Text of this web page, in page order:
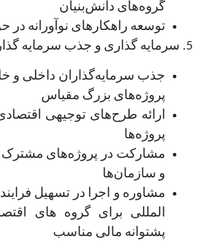
گروه‌های دانش‌بنیان
توسعه راهکارهای نوآورانه در
جذب سرمایه‌گذاران داخلی و
پروژه‌های بزرگ مقیاس
ارائه طرح‌های توجیهی
پروژه‌ها
مشارکت در پروژه‌های مشترک
و سازمان‌ها
مشاوره و اجرا در تسهیل
المللی برای گروه های
پشتوانه مالی مناسب